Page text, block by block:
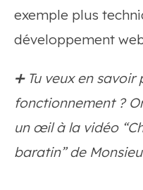
exemple plus
développement
➕ Tu veux en savoir
fonctionnement ?
un œil à la vidéo
baratin” de